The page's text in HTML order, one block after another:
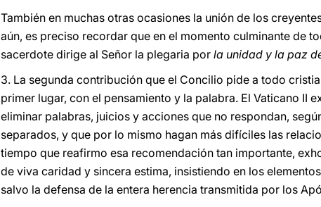
También en muchas otras ocasiones la unión de los
aún, es preciso recordar que en el momento culminante de
sacerdote dirige al Señor la plegaria por la unidad y la paz
3. La segunda contribución que el Concilio pide a todo
primer lugar, con el pensamiento y la palabra. El Vaticano II
eliminar palabras, juicios y acciones que no respondan,
separados, y que por lo mismo hagan más difíciles las
tiempo que reafirmo esa recomendación tan importante,
de viva caridad y sincera estima, insistiendo en los
salvo la defensa de la entera herencia transmitida por los